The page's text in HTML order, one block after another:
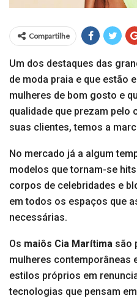
Compartilhe
Um dos destaques das
de moda praia e que estão
mulheres de bom gosto e
qualidade que prezam pelo
suas clientes, temos a
No mercado já a algum
modelos que tornam-se
corpos de celebridades e
em todos os espaços que
necessárias.
Os maiôs Cia Marítima são
mulheres contemporâneas
estilos próprios em
tecnologias que pensam